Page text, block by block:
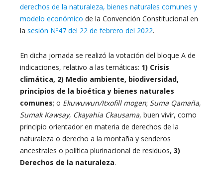
derechos de la naturaleza, bienes naturales comunes y
modelo económico de la Convención Constitucional en
la sesión Nº47 del 22 de febrero del 2022.
En dicha jornada se realizó la votación del bloque A de
indicaciones, relativo a las temáticas: 1) Crisis
climática, 2) Medio ambiente, biodiversidad,
principios de la bioética y bienes naturales
comunes; o Ekuwuwun/Itxofill mogen; Suma Qamaña,
Sumak Kawsay, Ckayahia Ckausama, buen vivir, como
principio orientador en materia de derechos de la
naturaleza o derecho a la montaña y senderos
ancestrales o política plurinacional de residuos, 3)
Derechos de la naturaleza.